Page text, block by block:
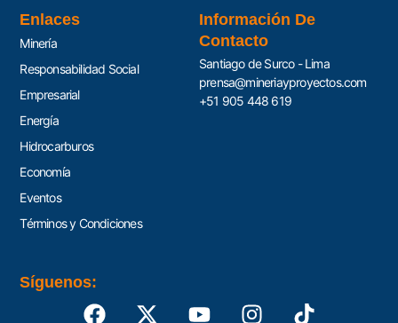
Enlaces
Minería
Responsabilidad Social
Empresarial
Energía
Hidrocarburos
Economía
Eventos
Términos y Condiciones
Información De
Contacto
Santiago de Surco - Lima
prensa@mineriayproyectos.com
+51 905 448 619
Síguenos: